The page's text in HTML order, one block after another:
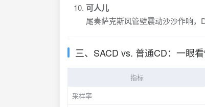
可人儿
尾奏萨克斯风管壁震动沙沙作响，
三、SACD vs. 普通CD：一眼
指标
采样率